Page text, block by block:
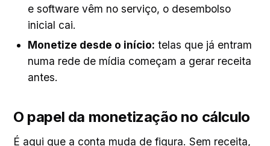
e software vêm no serviço, o desembolso
inicial cai.
Monetize desde o início: telas que já entram
numa rede de mídia começam a gerar receita
antes.
O papel da monetização no cálculo
É aqui que a conta muda de figura. Sem receita,